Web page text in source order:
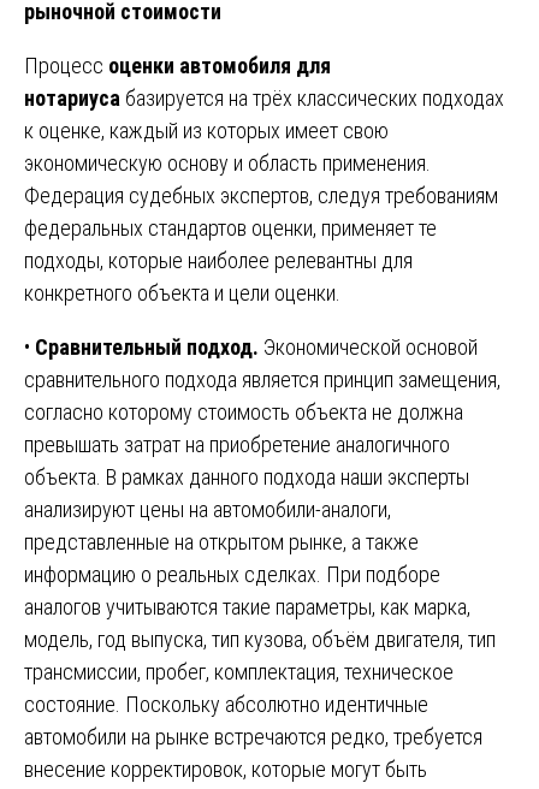
рыночной стоимости
Процесс оценки автомобиля для
нотариуса базируется на трёх классических подходах
к оценке, каждый из которых имеет свою
экономическую основу и область применения.
Федерация судебных экспертов, следуя требованиям
федеральных стандартов оценки, применяет те
подходы, которые наиболее релевантны для
конкретного объекта и цели оценки.
• Сравнительный подход. Экономической основой
сравнительного подхода является принцип замещения,
согласно которому стоимость объекта не должна
превышать затрат на приобретение аналогичного
объекта. В рамках данного подхода наши эксперты
анализируют цены на автомобили-аналоги,
представленные на открытом рынке, а также
информацию о реальных сделках. При подборе
аналогов учитываются такие параметры, как марка,
модель, год выпуска, тип кузова, объём двигателя, тип
трансмиссии, пробег, комплектация, техническое
состояние. Поскольку абсолютно идентичные
автомобили на рынке встречаются редко, требуется
внесение корректировок, которые могут быть